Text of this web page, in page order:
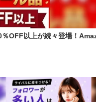
％OFF以上が続々登場！